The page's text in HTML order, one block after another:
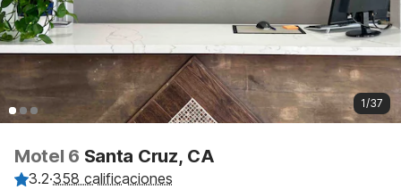
1/37
Motel 6 Santa Cruz, CA
3.2·358 calificaciones